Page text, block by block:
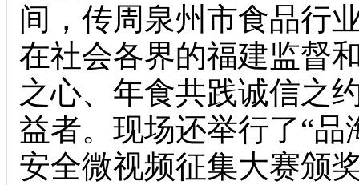
间，传周泉州市食品行
在社会各界的福建监督
之心、年食共践诚信之
益者。现场还举行了“
安全微视频征集大赛颁